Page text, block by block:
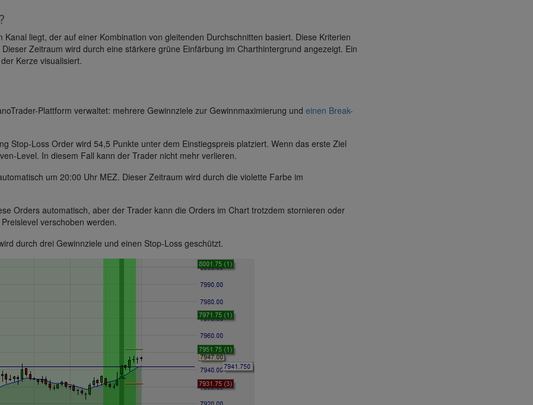
liegt, der auf einer Kombination von gleitenden Durchschnitten basiert. Diese Kriterien
Zeitraum wird durch eine stärkere grüne Einfärbung im Charthintergrund angezeigt. Ein
Kerze visualisiert.
Plattform verwaltet: mehrere Gewinnziele zur Gewinnmaximierung und einen Break-
Stop-Loss Order wird 54,5 Punkte unter dem Einstiegspreis platziert. Wenn das erste Ziel
Level. In diesem Fall kann der Trader nicht mehr verlieren.
um 20:00 Uhr MEZ. Dieser Zeitraum wird durch die violette Farbe im
Orders automatisch, aber der Trader kann die Orders im Chart trotzdem stornieren oder
verschoben werden.
durch drei Gewinnziele und einen Stop-Loss geschützt.